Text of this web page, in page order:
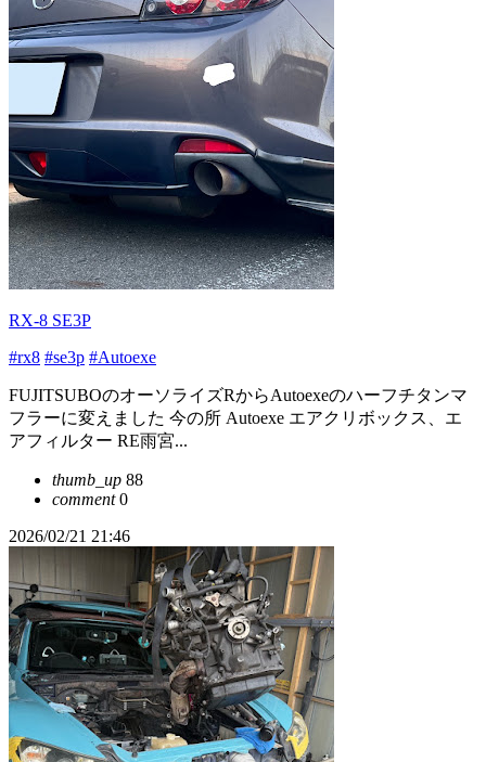
RX-8 SE3P
#rx8 #se3p #Autoexe
FUJITSUBOのオーソライズRからAutoexeのハーフチタンマ
フラーに変えました 今の所 Autoexe エアクリボックス、エ
アフィルター RE雨宮...
thumb_up 88
comment0
2026/02/21 21:46